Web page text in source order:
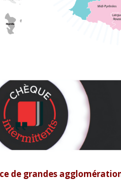
de grandes